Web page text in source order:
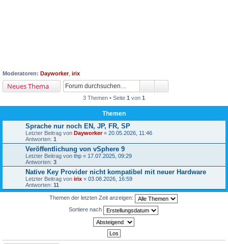
Moderatoren: Dayworker, irix
Neues Thema
3 Themen • Seite 1 von 1
Themen
Sprache nur noch EN, JP, FR, SP
Letzter Beitrag von Dayworker« 20.05.2026, 11:46
Antworten: 1
Veröffentlichung von vSphere 9
Letzter Beitrag von thp « 17.07.2025, 09:29
Antworten: 3
Native Key Provider nicht kompatibel mit neuer Hardware
Letzter Beitrag von irix « 03.08.2026, 16:59
Antworten: 11
Themen der letzten Zeit anzeigen:
Sortiere nach